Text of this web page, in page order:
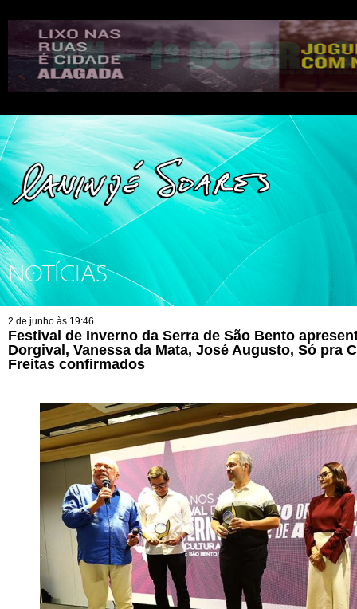
NOTÍCIAS
2 de junho às 19:46
Festival de Inverno da Serra de São Bento
Dorgival, Vanessa da Mata, José Augusto, Só pra
Freitas confirmados